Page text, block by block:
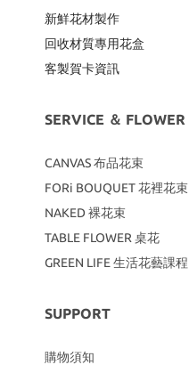
新鮮花材製作
回收材質專用花盒
客製賀卡資訊
SERVICE ＆ FLOWER
CANVAS布品花束
FORi BOUQUET 花裡花束
NAKED 裸花束
TABLE FLOWER 桌花
GREEN LIFE 生活花藝課程
SUPPORT
購物須知